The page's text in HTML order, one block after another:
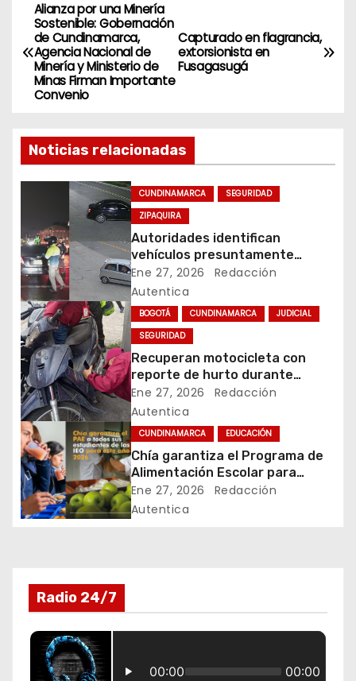
N
a
v
g
a
i
ó
n
d
e
e
n
t
r
d
a
Capturado en flagrancia,
extorsionista en
Fusagasugá
Alianza por una Minería
Sostenible: Gobernación
de Cundinamarca,
Agencia Nacional de
Minería y Ministerio de
Minas Firman Importante
Convenio
Noticias relacionadas
CUNDINAMARCA
SEGURIDAD
ZIPAQUIRA
Autoridades identifican
vehículos presuntamente
vinculados a hurtos en
conjuntos residenciales de
Zipaquirá
Ene 27, 2026
Redacción
Autentica
BOGOTÁ CUNDINAMARCA
JUDICIAL
SEGURIDAD
Recuperan motocicleta con
reporte de hurto durante
operativo de seguridad en
Rafael Uribe Uribe
Ene 27, 2026
Redacción
Autentica
CUNDINAMARCA EDUCACIÓN
Chía garantiza el Programa de
Alimentación Escolar para
estudiantes de instituciones
oficiales
Ene 27, 2026
Redacción
Autentica
Radio 24/7